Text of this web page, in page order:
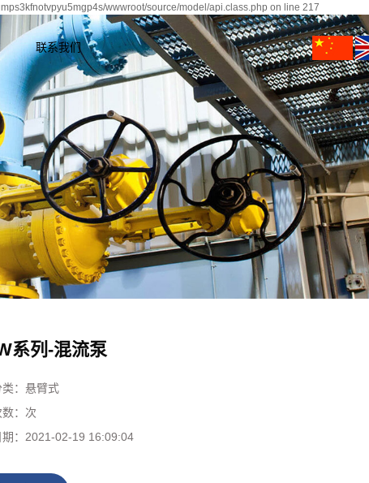
wwwroot/source/model/api.class.php on line 217
联系我们
联系我们
系列-混流泵
： 悬臂式
： 次
： 2021-02-19 16:09:04